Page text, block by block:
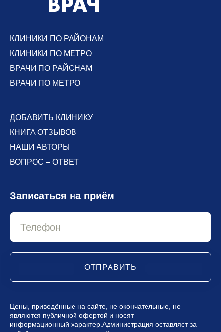
КЛИНИКИ ПО РАЙОНАМ
КЛИНИКИ ПО МЕТРО
ВРАЧИ ПО РАЙОНАМ
ВРАЧИ ПО МЕТРО
ДОБАВИТЬ КЛИНИКУ
КНИГА ОТЗЫВОВ
НАШИ АВТОРЫ
ВОПРОС – ОТВЕТ
Записаться на приём
ОТПРАВИТЬ
Цены, приведённые на сайте, не окончательные, не
являются публичной офертой и носят
информационный характер.Администрация оставляет за